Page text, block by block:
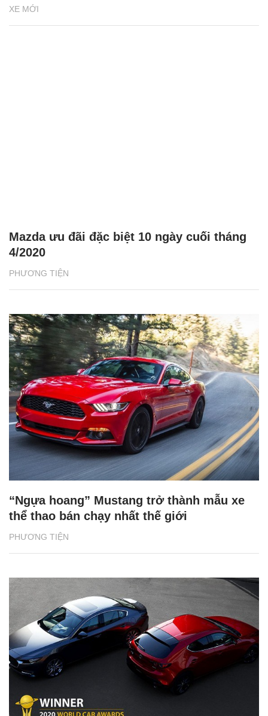
XE MỚI
PHƯƠNG TIỆN
Mazda ưu đãi đặc biệt 10 ngày cuối tháng
4/2020
PHƯƠNG TIỆN
“Ngựa hoang” Mustang trở thành mẫu xe
thể thao bán chạy nhất thế giới